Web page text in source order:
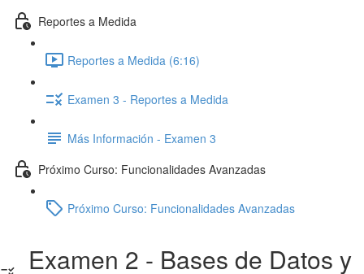
Reportes a Medida
Reportes a Medida (6:16)
Examen 3 - Reportes a Medida
Más Información - Examen 3
Próximo Curso: Funcionalidades Avanzadas
Próximo Curso: Funcionalidades Avanzadas
Examen 2 - Bases de Datos y